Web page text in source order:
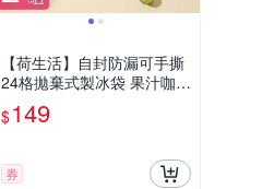
【荷生活】自封防漏可手撕
24格拋棄式製冰袋 果汁咖啡
方形冰塊袋10入-2組
$149
券